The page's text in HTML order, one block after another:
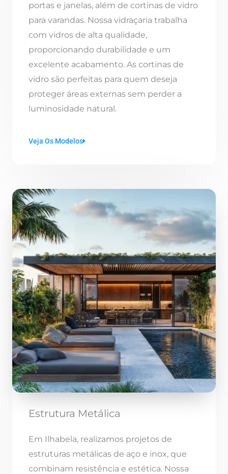
portas e janelas, além de cortinas de vidro
para varandas. Nossa vidraçaria trabalha
com vidros de alta qualidade,
proporcionando durabilidade e um
excelente acabamento. As cortinas de
vidro são perfeitas para quem deseja
proteger áreas externas sem perder a
luminosidade natural.
Veja Os Modelos
Estrutura Metálica
Em Ilhabela, realizamos projetos de
estruturas metálicas de aço e inox, que
combinam resistência e estética. Nossa